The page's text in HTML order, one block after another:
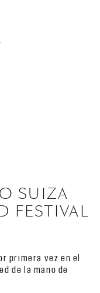
SUIZA
FESTIVAL
primera vez en el
de la mano de